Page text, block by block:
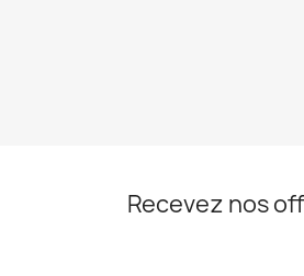
Recevez nos